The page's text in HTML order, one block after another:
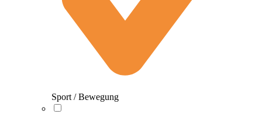
Sport / Bewegung